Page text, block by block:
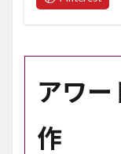
アワー
作